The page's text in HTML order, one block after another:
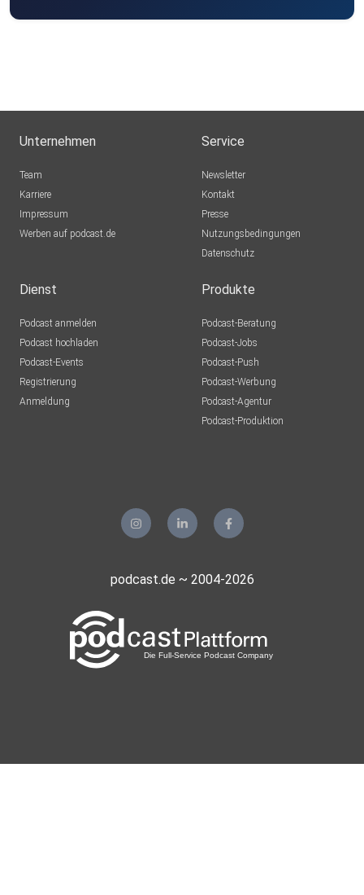
Unternehmen
Team
Karriere
Impressum
Werben auf podcast.de
Service
Newsletter
Kontakt
Presse
Nutzungsbedingungen
Datenschutz
Dienst
Podcast anmelden
Podcast hochladen
Podcast-Events
Registrierung
Anmeldung
Produkte
Podcast-Beratung
Podcast-Jobs
Podcast-Push
Podcast-Werbung
Podcast-Agentur
Podcast-Produktion
podcast.de ~ 2004-2026